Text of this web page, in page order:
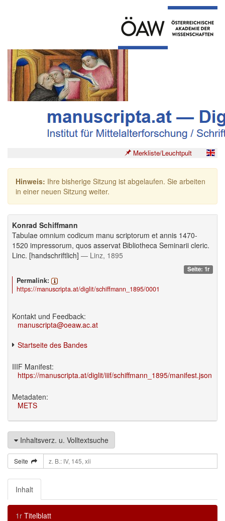
Merkliste/Leuchtpult
Hinweis: Ihre bisherige Sitzung ist abgelaufen. Sie arbeiten
in einer neuen Sitzung weiter.
Konrad Schiffmann
Tabulae omnium codicum manu scriptorum et annis 1470-
1520 impressorum, quos asservat Bibliotheca Seminarii cleric.
Linc. [handschriftlich] — Linz, 1895
Seite: 1r
Permalink:
https://manuscripta.at/diglit/schiffmann_1895/0001
Kontakt und Feedback:
manuscripta@oeaw.ac.at
Startseite des Bandes
IIIF Manifest:
https://manuscripta.at/diglit/iiif/schiffmann_1895/manifest.json
Metadaten:
METS
Inhaltsverz. u. Volltextsuche
Seite
Inhalt
1r Titelblatt